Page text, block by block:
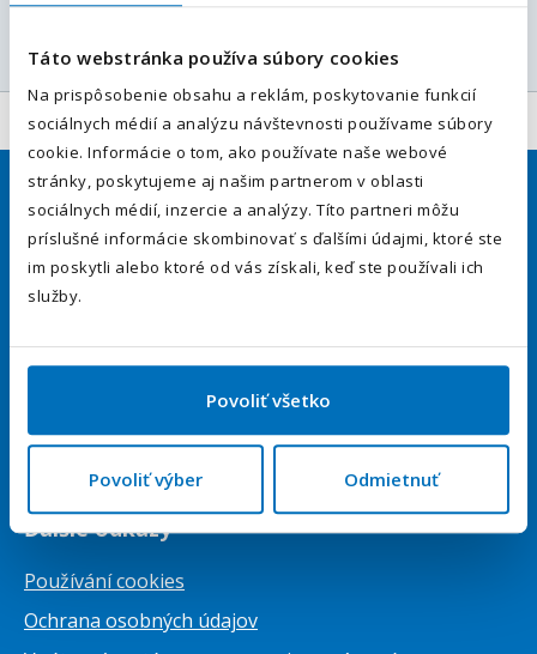
Táto webstránka používa súbory cookies
Na prispôsobenie obsahu a reklám, poskytovanie funkcií
sociálnych médií a analýzu návštevnosti používame súbory
cookie. Informácie o tom, ako používate naše webové
stránky, poskytujeme aj našim partnerom v oblasti
sociálnych médií, inzercie a analýzy. Títo partneri môžu
príslušné informácie skombinovať s ďalšími údajmi, ktoré ste
im poskytli alebo ktoré od vás získali, keď ste používali ich
služby.
Povoliť všetko
Povoliť výber Odmietnuť
bernadeta.dorova@manuvia.com
Váš telefón*
+421
Predvoľba
Odoslaním súhlasíte saspracovaním osobných údajov.
Odoslať
Uchádzači
Prihlásiť sa
Vytvoriť životopis ZDARMA
Upozornenie na nové ponuky
Poradňa a články
Ďalšie odkazy
Používání cookies
Ochrana osobných údajov